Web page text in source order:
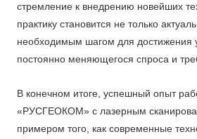
стремление к внедрению новейших
практику становится не только
необходимым шагом для достижения
постоянно меняющегося спроса и
В конечном итоге, успешный опыт
«РУСГЕОКОМ» с лазерным
примером того, как современные